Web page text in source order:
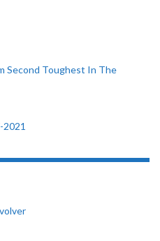
Second Toughest In The
2021